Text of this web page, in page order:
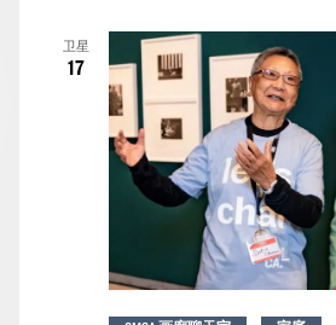
卫星
17